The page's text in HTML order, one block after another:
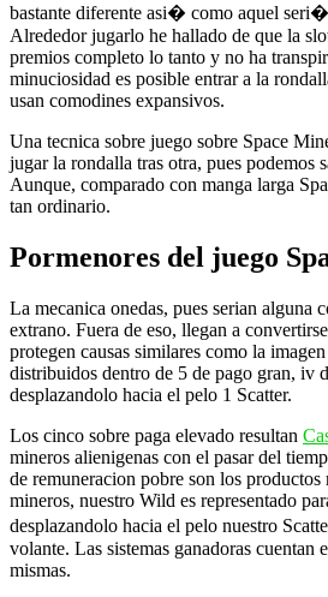
bastante diferente asi� como aquel
Alrededor jugarlo he hallado de que la
premios completo lo tanto y no ha
minuciosidad es posible entrar a la
usan comodines expansivos.
Una tecnica sobre juego sobre Space
jugar la rondalla tras otra, pues podemos
Aunque, comparado con manga larga
tan ordinario.
Pormenores del juego
La mecanica onedas, pues serian alguna
extrano. Fuera de eso, llegan a
protegen causas similares como la
distribuidos dentro de 5 de pago gran, iv
desplazandolo hacia el pelo 1 Scatter.
Los cinco sobre paga elevado resultan
mineros alienigenas con el pasar del
de remuneracion pobre son los productos
mineros, nuestro Wild es representado
desplazandolo hacia el pelo nuestro
volante. Las sistemas ganadoras cuentan
mismas.